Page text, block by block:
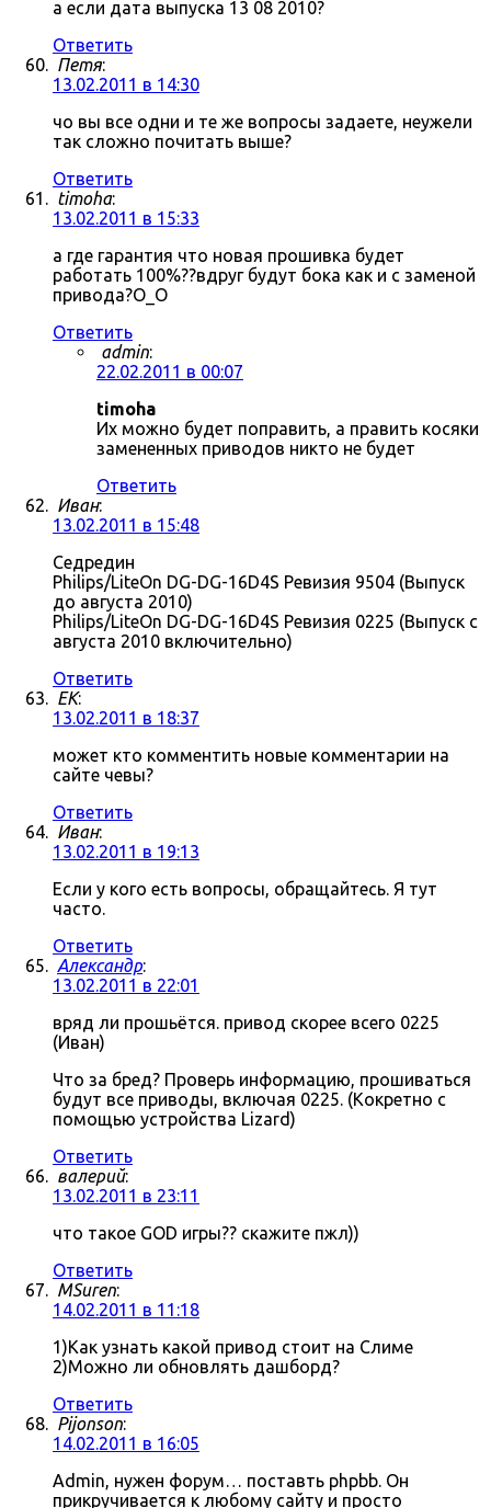
а если дата выпуска 13 08 2010?
Ответить
Петя:
13.02.2011 в 14:30
чо вы все одни и те же вопросы задаете, неужели
так сложно почитать выше?
Ответить
timoha:
13.02.2011 в 15:33
а где гарантия что новая прошивка будет
работать 100%??вдруг будут бока как и с заменой
привода?О_О
Ответить
admin:
22.02.2011 в 00:07
timoha
Их можно будет поправить, а править косяки
замененных приводов никто не будет
Ответить
Иван:
13.02.2011 в 15:48
Седредин
Philips/LiteOn DG-DG-16D4S Ревизия 9504 (Выпуск
до августа 2010)
Philips/LiteOn DG-DG-16D4S Ревизия 0225 (Выпуск с
августа 2010 включительно)
Ответить
ЕK:
13.02.2011 в 18:37
может кто комментить новые комментарии на
сайте чевы?
Ответить
Иван:
13.02.2011 в 19:13
Если у кого есть вопросы, обращайтесь. Я тут
часто.
Ответить
Александр:
13.02.2011 в 22:01
вряд ли прошьётся. привод скорее всего 0225
(Иван)
Что за бред? Проверь информацию, прошиваться
будут все приводы, включая 0225. (Кокретно с
помощью устройства Lizard)
Ответить
валерий:
13.02.2011 в 23:11
что такое GOD игры?? скажите пжл))
Ответить
MSuren:
14.02.2011 в 11:18
1)Как узнать какой привод стоит на Слиме
2)Можно ли обновлять дашборд?
Ответить
Pijonson:
14.02.2011 в 16:05
Admin, нужен форум… поставть phpbb. Он
прикручивается к любому сайту и просто